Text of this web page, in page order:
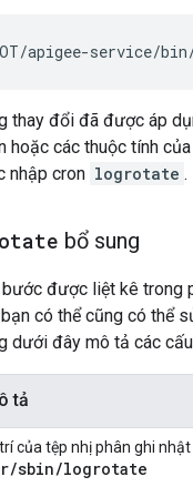
apigee-service/
thay đổi đã được áp
hoặc các thuộc tính
nhập cron logrotate .
bổ sung
được liệt kê trong
có thể cũng có thể
dưới đây mô tả các
tả
của tệp nhị phân ghi nhật
/sbin/logrotate